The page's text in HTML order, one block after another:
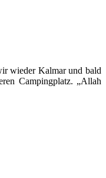
wieder Kalmar und bald
Campingplatz. „Allah